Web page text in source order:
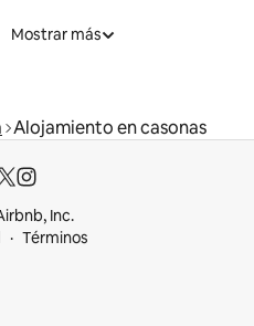
Mostrar más
Alojamiento en casonas
Inc.
Términos